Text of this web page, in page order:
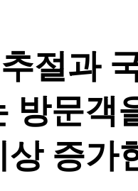
절과
방문객
증가